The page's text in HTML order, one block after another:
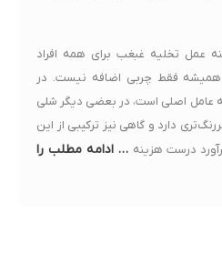
عمل تخلیه غبغب برای همه افراد
فقط چربی اضافه نیست. در
عامل اصلی است، در بعضی دیگر شلی
دارد و گاهی نیز ترکیبی از این
درست هزینه … ادامه مطلب را